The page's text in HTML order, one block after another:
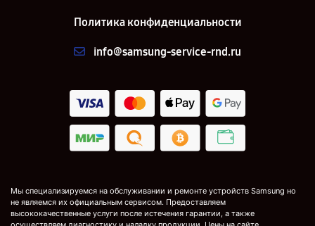
Политика конфиденциальности
info@samsung-service-rnd.ru
Мы специализируемся на обслуживании и ремонте устройств Samsung но
не являемся их официальным сервисом. Предоставляем
высококачественные услуги после истечения гарантии, а также